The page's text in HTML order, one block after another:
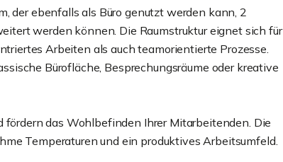
der ebenfalls als Büro genutzt werden kann, 2
werden können. Die Raumstruktur eignet sich für
Arbeiten als auch teamorientierte Prozesse.
Bürofläche, Besprechungsräume oder kreative
das Wohlbefinden Ihrer Mitarbeitenden. Die
Temperaturen und ein produktives Arbeitsumfeld.